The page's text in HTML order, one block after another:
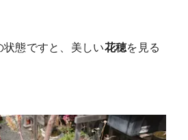
状態ですと、美しい花穂を見る